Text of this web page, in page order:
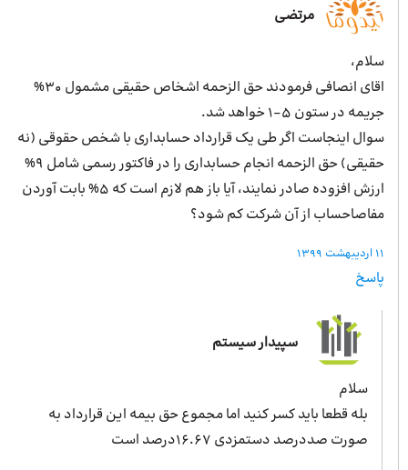
مرتضی
سلام،
اقای انصافی فرمودند حق الزحمه اشخاص حقیقی مشمول 30%
جریمه در ستون 5-1 خواهد شد.
سوال اینجاست اگر طی یک قرارداد حسابداری با شخص حقوقی (نه
حقیقی) حق الزحمه انجام حسابداری را در فاکتور رسمی شامل 9%
ارزش افزوده صادر نمایند، آیا باز هم لازم است که 5% بابت آوردن
مفاصاحساب از آن شرکت کم شود؟
11 اردیبهشت 1399
پاسخ
سپیدار سیستم
سلام
بله قطعا باید کسر کنید اما مجموع حق بیمه این قرارداد به
صورت صددرصد دستمزدی ۱۶.۶۷درصد است